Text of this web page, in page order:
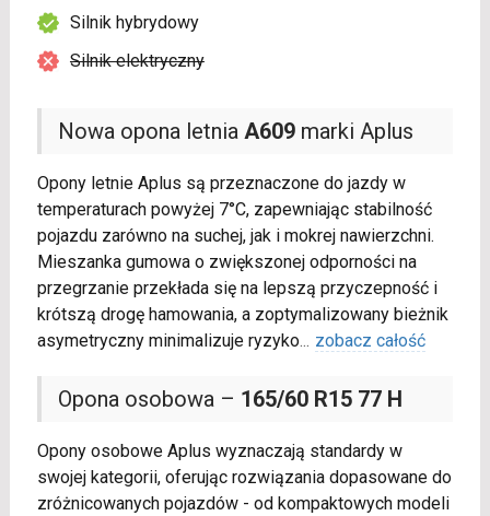
Nowa opona letnia A609marki Aplus
Opony letnie Aplus są przeznaczone do jazdy w
temperaturach powyżej 7°C, zapewniając stabilność
pojazdu zarówno na suchej, jak i mokrej nawierzchni.
Mieszanka gumowa o zwiększonej odporności na
przegrzanie przekłada się na lepszą przyczepność i
krótszą drogę hamowania, a zoptymalizowany bieżnik
asymetryczny minimalizuje ryzyko... zobacz całość
Opona osobowa – 165/60 R15 77 H
Opony osobowe Aplus wyznaczają standardy w
swojej kategorii, oferując rozwiązania dopasowane do
zróżnicowanych pojazdów - od kompaktowych modeli
Silnik hybrydowy
Silnik elektryczny